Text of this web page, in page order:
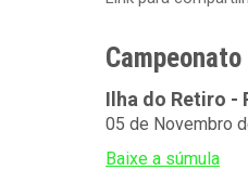
Ilha do Retiro -
05 de Novembro
Baixe a súmula